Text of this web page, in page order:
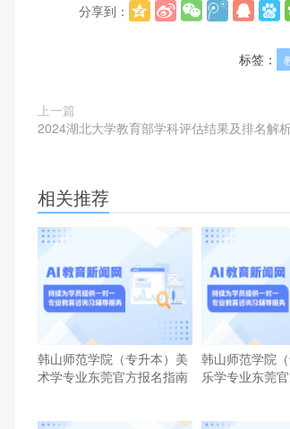
分享到：
标签：
上一篇
2024湖北大学教育部学科评估结果及排名解
相关推荐
韩山师范学院（专升本）美
术学专业东莞官方报名指南
韩山师范学院
乐学专业东莞